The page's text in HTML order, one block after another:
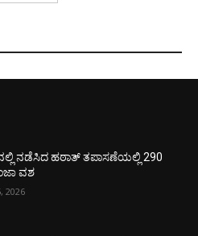
ನಡೆಸಿದ ಹಠಾತ್ ತಪಾಸಣೆಯಲ್ಲಿ 290
ವಶ
2026